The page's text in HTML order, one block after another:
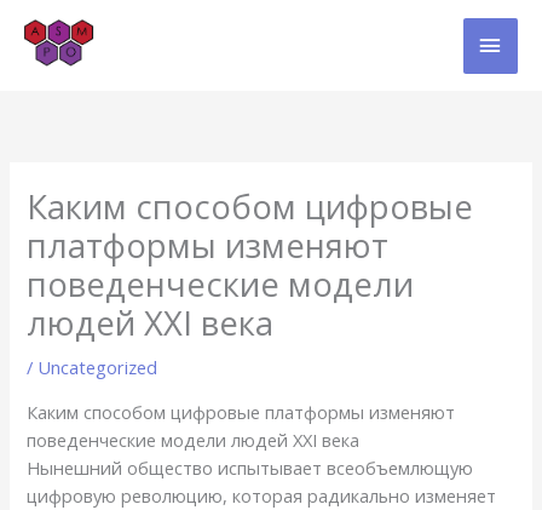
content
Каким способом цифровые
платформы изменяют
поведенческие модели
людей XXI века
/ Uncategorized
Каким способом цифровые платформы изменяют
поведенческие модели людей XXI века
Нынешний общество испытывает всеобъемлющую
цифровую революцию, которая радикально изменяет